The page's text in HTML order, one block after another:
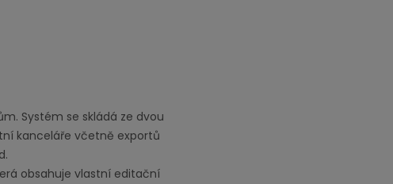
Systém se skládá ze dvou
kanceláře včetně exportů
obsahuje vlastní editační